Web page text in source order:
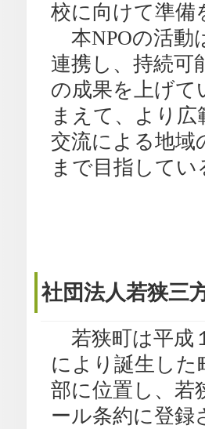
校に向けて準備
本NPOの活動
連携し、持続可
の成果を上げて
まえて、より
交流による地域
まで目指して
社団法人若狭三
若狭町は平成
により誕生した
部に位置し、若
ール条約に登録